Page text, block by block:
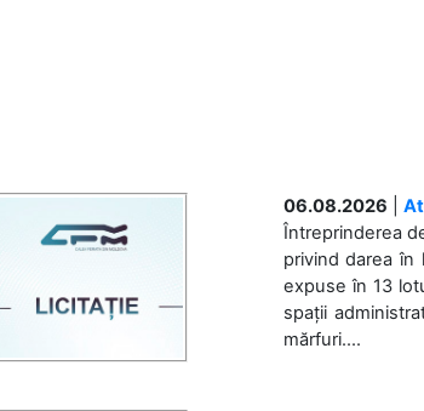
06.08.2026
Întreprinderea
privind darea
expuse în 13
spații
mărfuri....